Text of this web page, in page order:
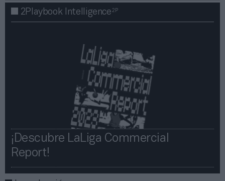
2Playbook Intelligence2P
¡Descubre LaLiga Commercial
Report!​​